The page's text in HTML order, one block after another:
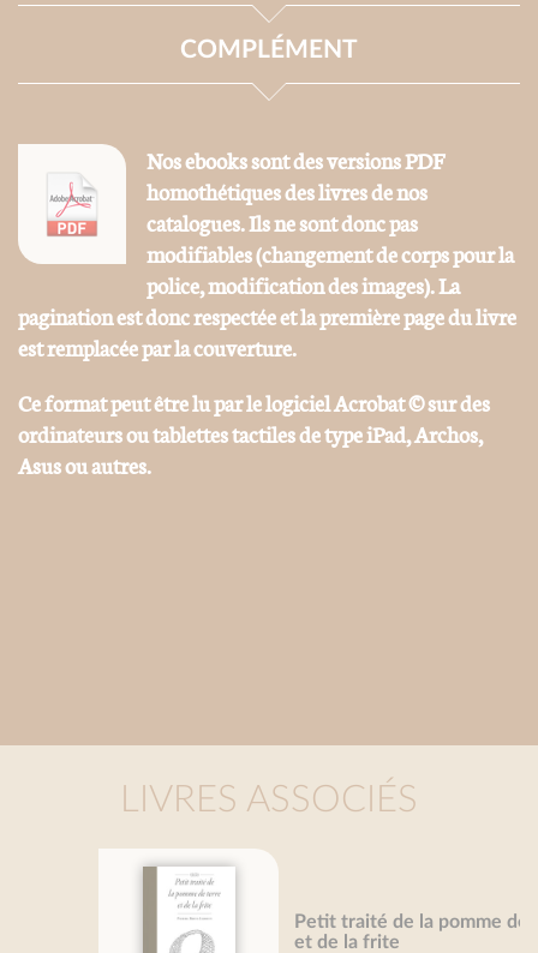
COMPLÉMENT
Nos ebooks sont des versions PDF
homothétiques des livres de nos
catalogues. Ils ne sont donc pas
modifiables (changement de corps pour la
police, modification des images). La
pagination est donc respectée et la première page du livre
est remplacée par la couverture.
Ce format peut être lu par le logiciel Acrobat © sur des
ordinateurs ou tablettes tactiles de type iPad, Archos,
Asus ou autres.
LIVRES ASSOCIÉS
Petit traité de la pomme de terre
et de la frite